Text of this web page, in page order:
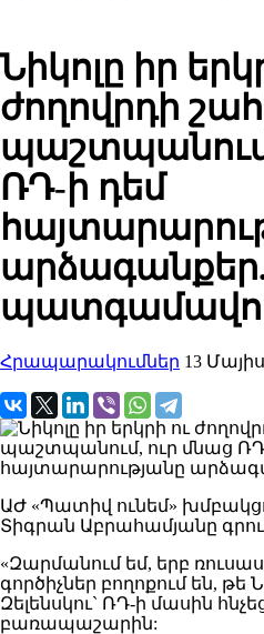
Նիկոլը իր
ժողովրդի
ՌԴ-ի դեմ
Հրապարակումներ 13
ԱԺ «Պատիվ ունեմ»
Տիգրան Աբրահամյանը
«Զարմանում եմ, երբ
գործիչներ բողոքում են, թե
Զելենսկու` ՌԴ-ի մասին
բառապաշարին: